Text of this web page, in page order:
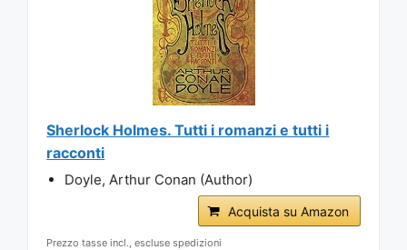
Sherlock Holmes. Tutti i romanzi e tutti i
racconti
Doyle, Arthur Conan (Author)
Acquista su Amazon
Prezzo tasse incl., escluse spedizioni